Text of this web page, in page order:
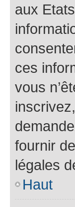
aux
ces
vous
fournir
légales
Haut